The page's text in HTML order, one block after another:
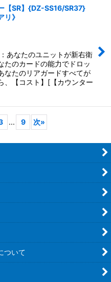
【SR】{DZ-SS16/SR37}
リ》
あなたのユニットが新右衛
たのカードの能力でドロッ
なたのリアガードすべてが
、【コスト】[【カウンター
... 9 次»
ついて